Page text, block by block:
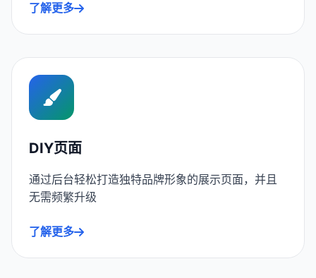
了解更多
DIY页面
通过后台轻松打造独特品牌形象的展示页面，并且
无需频繁升级
了解更多